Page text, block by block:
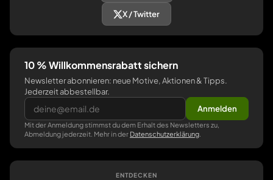
X / Twitter
10 % Willkommensrabatt sichern
Newsletter abonnieren: neue Motive, Aktionen & Tipps.
Jederzeit abbestellbar.
Anmelden
Mit der Anmeldung stimmst du dem Erhalt des Newsletters zu,
Abmeldung jederzeit. Mehr in der Datenschutzerklärung
ENTDECKEN